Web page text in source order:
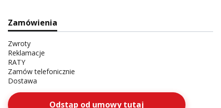
Zamówienia
Zwroty
Reklamacje
RATY
Zamów telefonicznie
Dostawa
Odstąp od umowy tutaj